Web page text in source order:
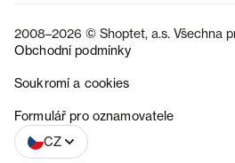
2008–2026 © Shoptet, a.s. Všechna
Obchodní podmínky
Soukromí a cookies
Formulář pro oznamovatele
CZ